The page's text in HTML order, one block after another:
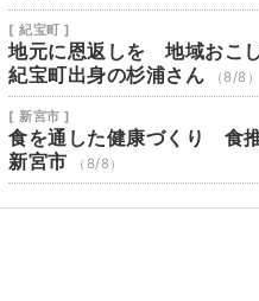
[ 紀宝町 ]
地元に恩返しを 地域おこ
紀宝町出身の杉浦さん
（8/8）
[ 新宮市 ]
食を通した健康づくり 食
新宮市
（8/8）